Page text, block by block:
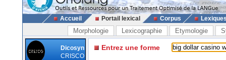
Accueil Portail lexical Corpus
Morphologie Lexicographie Etymologie
Dicosyn
CRISCO
Entrez une forme